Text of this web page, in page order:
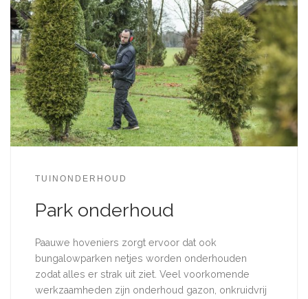
TUINONDERHOUD
Park onderhoud
Paauwe hoveniers zorgt ervoor dat ook
bungalowparken netjes worden onderhouden
zodat alles er strak uit ziet. Veel voorkomende
werkzaamheden zijn onderhoud gazon, onkruidvrij